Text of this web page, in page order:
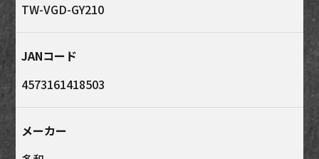
TW-VGD-GY210
JANコード
4573161418503
メーカー